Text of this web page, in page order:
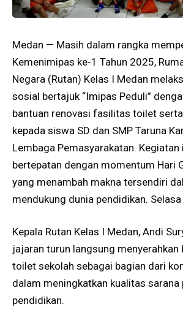
Medan — Masih dalam rangka
Kemenimipas ke-1 Tahun 2025,
Negara (Rutan) Kelas I Medan
sosial bertajuk “Imipas Peduli”
bantuan renovasi fasilitas toilet
kepada siswa SD dan SMP Taruna
Lembaga Pemasyarakatan. Kegiatan
bertepatan dengan momentum Hari
yang menambah makna tersendiri
mendukung dunia pendidikan.
Kepala Rutan Kelas I Medan, Andi
jajaran turun langsung menyerahkan
toilet sekolah sebagai bagian dari
dalam meningkatkan kualitas sarana
pendidikan.